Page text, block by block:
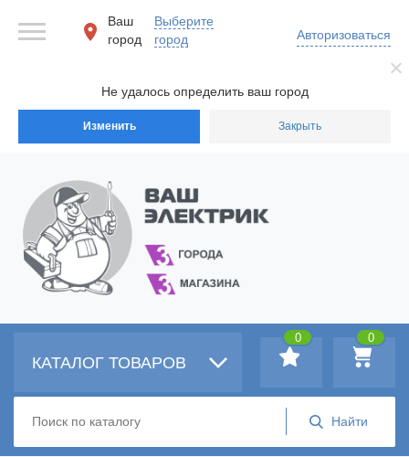
Не удалось определить ваш город
Изменить Закрыть
Ваш
город
Выберите
город
Авторизоваться
КАТАЛОГ ТОВАРОВ
0
0